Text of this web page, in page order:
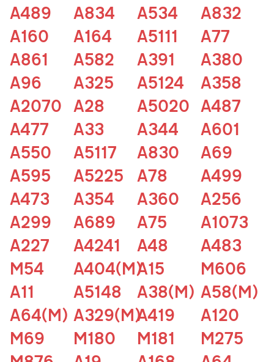
A489 A834 A534
A832
A160
A164 A5111
A77
A861
A582 A391
A380
A96
A325 A5124
A358
A2070 A28 A5020 A487
A477
A33 A344
A601
A550
A5117 A830
A69
A595
A5225 A78
A499
A473
A354 A360
A256
A299
A689 A75
A1073
A227
A4241 A48
A483
M54
A404(M)A15
M606
A11
A5148 A38(M) A58(M)
A64(M) A329(M)A419
A120
M69
M180 M181
M275